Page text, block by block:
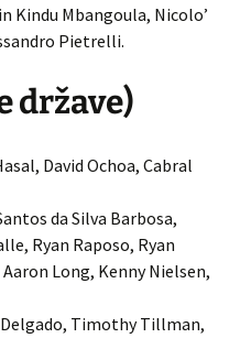
Kindu Mbangoula, Nicolo’
Pietrelli.
države)
David Ochoa, Cabral
da Silva Barbosa,
Ryan Raposo, Ryan
Long, Kenny Nielsen,
Timothy Tillman,